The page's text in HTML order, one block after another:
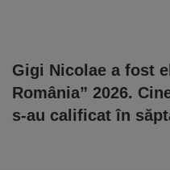
Gigi Nicolae a fost
România” 2026.
s-au calificat în